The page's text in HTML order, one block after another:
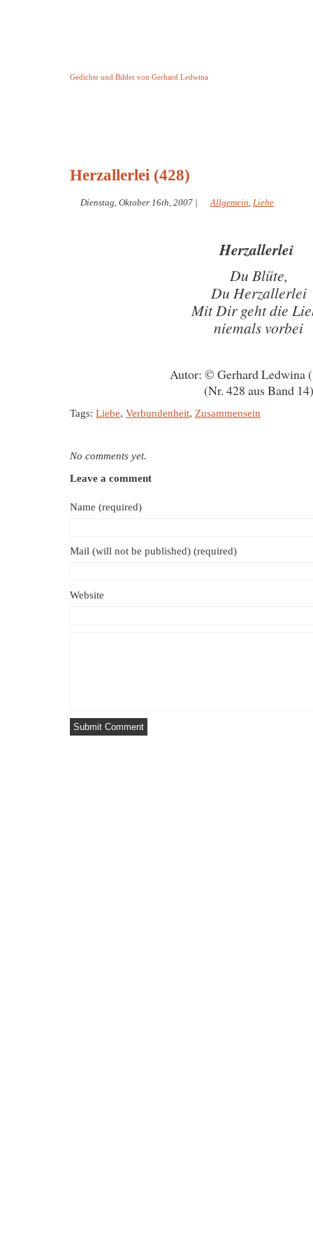
Gedichte und Bilder von Gerhard Ledwina
Herzallerlei (428)
Dienstag, Oktober 16th, 2007 | Allgemein, Liebe
Herzallerlei
Du Blüte,
Du Herzallerlei
Mit Dir geht die
niemals vorbei
Autor: © Gerhard Ledwina
(Nr. 428 aus Band 14)
Tags: Liebe, Verbundenheit, Zusammensein
No comments yet.
Leave a comment
Name (required)
Mail (will not be published) (required)
Website